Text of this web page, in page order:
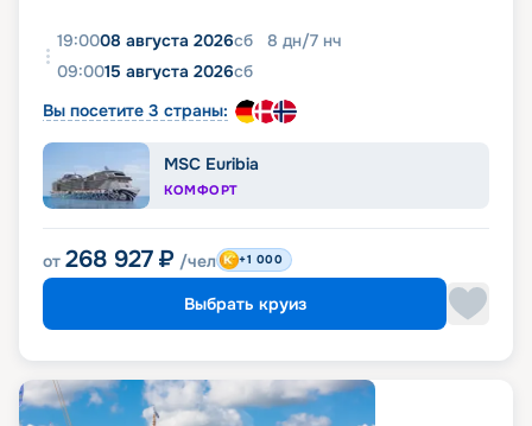
19:0008 августа 2026сб 8 дн/7 нч
09:0015 августа 2026сб
Вы посетите 3 страны:
MSC Euribia
КОМФОРТ
от 268 927 ₽ /чел +1 000
Выбрать круиз